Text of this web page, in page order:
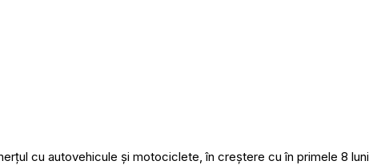
cu autovehicule și motociclete, în creștere cu în primele 8 luni